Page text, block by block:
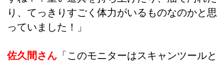
り、てっきりすごく体力がいるものなのかと思
っていました！」
佐久間さん 「このモニターはスキャンツールと